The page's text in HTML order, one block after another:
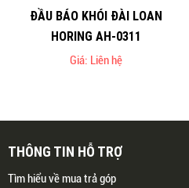
ĐẦU BÁO KHÓI ĐÀI LOAN
HORING AH-0311
Giá: Liên hệ
THÔNG TIN HỖ TRỢ
Tìm hiểu về mua trả góp